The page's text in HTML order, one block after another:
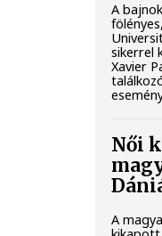
A
sikerrel
Xavier
Női
A